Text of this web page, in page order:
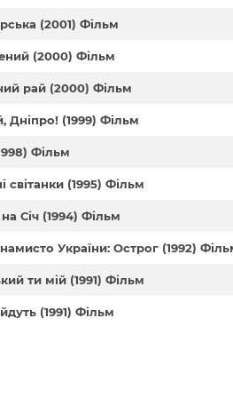
(2001) Фільм
(2000) Фільм
рай (2000) Фільм
Дніпро! (1999) Фільм
Фільм
світанки (1995) Фільм
Січ (1994) Фільм
України: Острог (1992)
ти мій (1991) Фільм
(1991) Фільм